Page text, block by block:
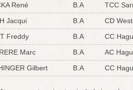
René B.A
TCC
Jacqui B.A
CD
Freddy B.A
CC
Marc B.A
AC
Gilbert B.A CC